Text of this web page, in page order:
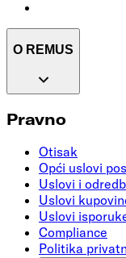
O REMUS
Pravno
Otisak
Opći uslovi
Uslovi i
Uslovi
Uslovi
Compliance
Politika